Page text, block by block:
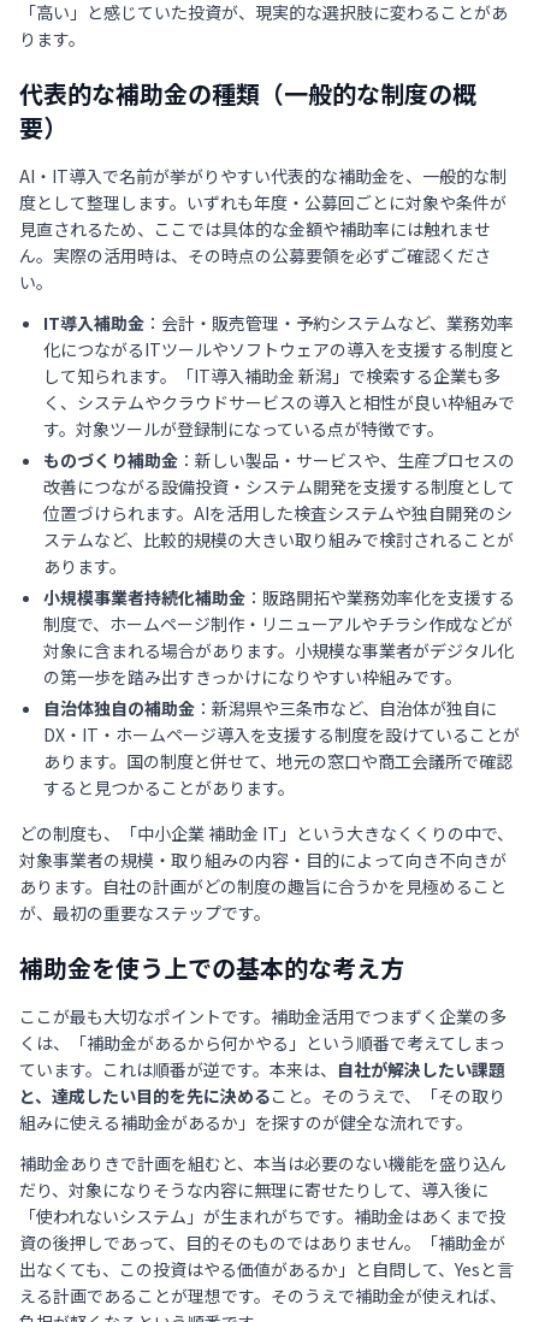
「高い」と感じていた投資が、現実的な選択肢に変わることがあ
ります。
代表的な補助金の種類（一般的な制度の概
要）
AI・IT導入で名前が挙がりやすい代表的な補助金を、一般的な制
度として整理します。いずれも年度・公募回ごとに対象や条件が
見直されるため、ここでは具体的な金額や補助率には触れませ
ん。実際の活用時は、その時点の公募要領を必ずご確認くださ
い。
IT導入補助金 ：会計・販売管理・予約システムなど、業務効率
化につながるITツールやソフトウェアの導入を支援する制度と
して知られます。「IT導入補助金 新潟」で検索する企業も多
く、システムやクラウドサービスの導入と相性が良い枠組みで
す。対象ツールが登録制になっている点が特徴です。
ものづくり補助金 ：新しい製品・サービスや、生産プロセスの
改善につながる設備投資・システム開発を支援する制度として
位置づけられます。AIを活用した検査システムや独自開発のシ
ステムなど、比較的規模の大きい取り組みで検討されることが
あります。
小規模事業者持続化補助金 ：販路開拓や業務効率化を支援する
制度で、ホームページ制作・リニューアルやチラシ作成などが
対象に含まれる場合があります。小規模な事業者がデジタル化
の第一歩を踏み出すきっかけになりやすい枠組みです。
自治体独自の補助金 ：新潟県や三条市など、自治体が独自に
DX・IT・ホームページ導入を支援する制度を設けていることが
あります。国の制度と併せて、地元の窓口や商工会議所で確認
すると見つかることがあります。
どの制度も、「中小企業 補助金 IT」という大きなくくりの中で、
対象事業者の規模・取り組みの内容・目的によって向き不向きが
あります。自社の計画がどの制度の趣旨に合うかを見極めること
が、最初の重要なステップです。
補助金を使う上での基本的な考え方
ここが最も大切なポイントです。補助金活用でつまずく企業の多
くは、「補助金があるから何かやる」という順番で考えてしまっ
ています。これは順番が逆です。本来は、 自社が解決したい課題
と、達成したい目的を先に決めること。そのうえで、「その取り
組みに使える補助金があるか」を探すのが健全な流れです。
補助金ありきで計画を組むと、本当は必要のない機能を盛り込ん
だり、対象になりそうな内容に無理に寄せたりして、導入後に
「使われないシステム」が生まれがちです。補助金はあくまで投
資の後押しであって、目的そのものではありません。「補助金が
出なくても、この投資はやる価値があるか」と自問して、Yesと言
える計画であることが理想です。そのうえで補助金が使えれば、